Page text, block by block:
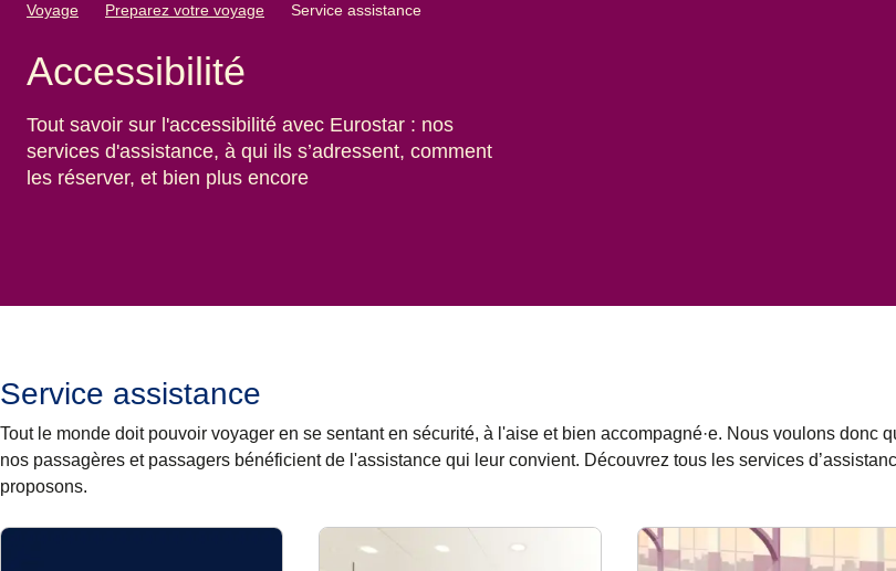
Voyage Preparez votre voyage Service assistance
Accessibilité
Tout savoir sur l'accessibilité avec Eurostar : nos
services d'assistance, à qui ils s’adressent, comment
les réserver, et bien plus encore
Service assistance
Tout le monde doit pouvoir voyager en se sentant en sécurité, à l'aise et bien accompagné·e. Nous voulons donc
nos passagères et passagers bénéficient de l'assistance qui leur convient. Découvrez tous les services
proposons.